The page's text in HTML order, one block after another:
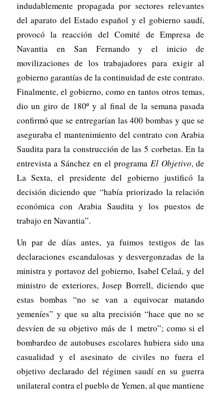
indudablemente propagada por sectores relevantes
del aparato del Estado español y el gobierno saudí,
provocó la reacción del Comité de Empresa de
Navantia en San Fernando y el inicio de
movilizaciones de los trabajadores para exigir al
gobierno garantías de la continuidad de este contrato.
Finalmente, el gobierno, como en tantos otros temas,
dio un giro de 180º y al final de la semana pasada
confirmó que se entregarían las 400 bombas y que se
aseguraba el mantenimiento del contrato con Arabia
Saudita para la construcción de las 5 corbetas. En la
entrevista a Sánchez en el programa El Objetivo, de
La Sexta, el presidente del gobierno justificó la
decisión diciendo que “había priorizado la relación
económica con Arabia Saudita y los puestos de
trabajo en Navantia”.
Un par de días antes, ya fuimos testigos de las
declaraciones escandalosas y desvergonzadas de la
ministra y portavoz del gobierno, Isabel Celaá, y del
ministro de exteriores, Josep Borrell, diciendo que
estas bombas “no se van a equivocar matando
yemeníes” y que su alta precisión “hace que no se
desvíen de su objetivo más de 1 metro”; como si el
bombardeo de autobuses escolares hubiera sido una
casualidad y el asesinato de civiles no fuera el
objetivo declarado del régimen saudí en su guerra
unilateral contra el pueblo de Yemen, al que mantiene